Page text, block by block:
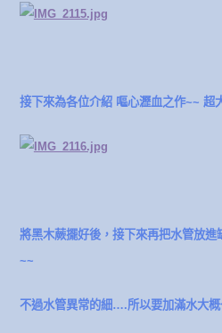
接下來為各位介紹 嘔心瀝血之作~~ 超
將黑木蕨擺好後，接下來再把水管放
~~
不過水管異常的細….所以要加滿水大